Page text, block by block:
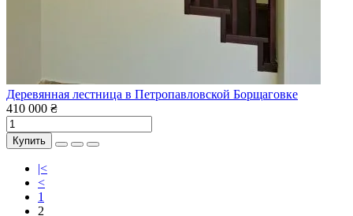
Деревянная лестница в Петропавловской Борщаговке
410 000 ₴
Купить
|<
<
1
2